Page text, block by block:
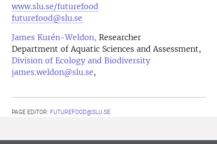
www.slu.se/futurefood
futurefood@slu.se
James Kurén-Weldon, Researcher
Department of Aquatic Sciences and Assessment,
Division of Ecology and Biodiversity
james.weldon@slu.se,
PAGE EDITOR: FUTUREFOOD@SLU.SE